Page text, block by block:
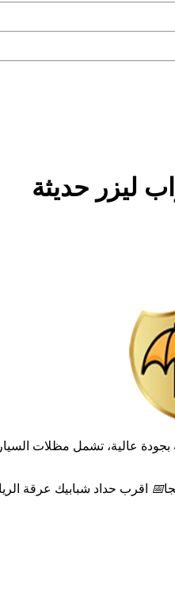
ليزر حديثة
عالية، تشمل مظلات
📅 اقرب حداد شبابيك عرقة